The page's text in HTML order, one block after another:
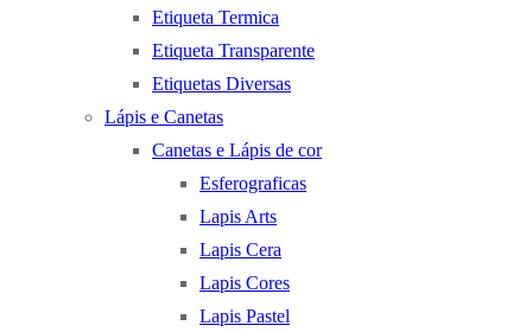
Etiqueta Termica
Etiqueta Transparente
Etiquetas Diversas
Lápis e Canetas
Canetas e Lápis de cor
Esferograficas
Lapis Arts
Lapis Cera
Lapis Cores
Lapis Pastel